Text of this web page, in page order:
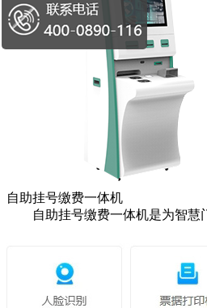
自助挂号缴费一体机
自助挂号缴费一体机是为智慧门